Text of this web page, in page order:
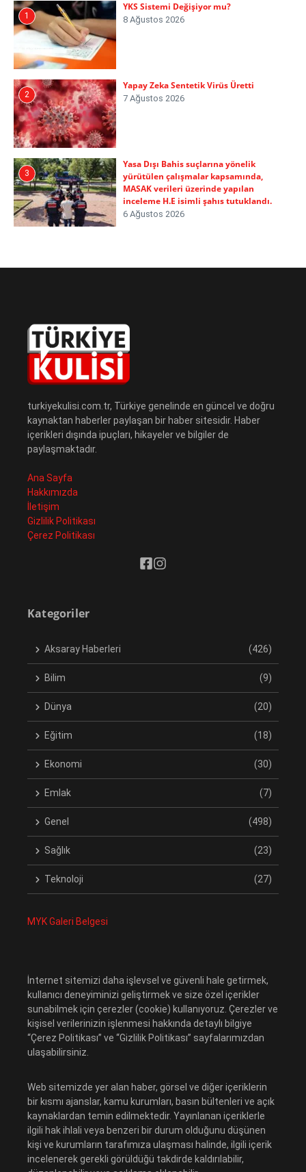
1
YKS Sistemi Değişiyor mu?
8 Ağustos 2026
2
Yapay Zeka Sentetik Virüs Üretti
7 Ağustos 2026
3
Yasa Dışı Bahis suçlarına yönelik
yürütülen çalışmalar kapsamında,
MASAK verileri üzerinde yapılan
inceleme H.E isimli şahıs tutuklandı.
6 Ağustos 2026
turkiyekulisi.com.tr, Türkiye genelinde en güncel ve doğru
kaynaktan haberler paylaşan bir haber sitesidir. Haber
içerikleri dışında ipuçları, hikayeler ve bilgiler de
paylaşmaktadır.
Ana Sayfa
Hakkımızda
İletişim
Gizlilik Politikası
Çerez Politikası
Kategoriler
Aksaray Haberleri (426)
Bilim (9)
Dünya (20)
Eğitim (18)
Ekonomi (30)
Emlak (7)
Genel (498)
Sağlık (23)
Teknoloji (27)
MYK Galeri Belgesi
İnternet sitemizi daha işlevsel ve güvenli hale getirmek,
kullanıcı deneyiminizi geliştirmek ve size özel içerikler
sunabilmek için çerezler (cookie) kullanıyoruz. Çerezler ve
kişisel verilerinizin işlenmesi hakkında detaylı bilgiye
“Çerez Politikası” ve “Gizlilik Politikası” sayfalarımızdan
ulaşabilirsiniz.
Web sitemizde yer alan haber, görsel ve diğer içeriklerin
bir kısmı ajanslar, kamu kurumları, basın bültenleri ve açık
kaynaklardan temin edilmektedir. Yayınlanan içeriklerle
ilgili hak ihlali veya benzeri bir durum olduğunu düşünen
kişi ve kurumların tarafımıza ulaşması halinde, ilgili içerik
incelenerek gerekli görüldüğü takdirde kaldırılabilir,